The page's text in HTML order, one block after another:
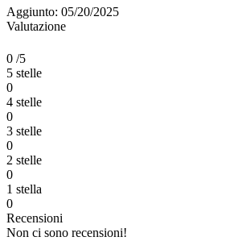
Aggiunto: 05/20/2025
Valutazione
0 /5
5 stelle
0
4 stelle
0
3 stelle
0
2 stelle
0
1 stella
0
Recensioni
Non ci sono recensioni!